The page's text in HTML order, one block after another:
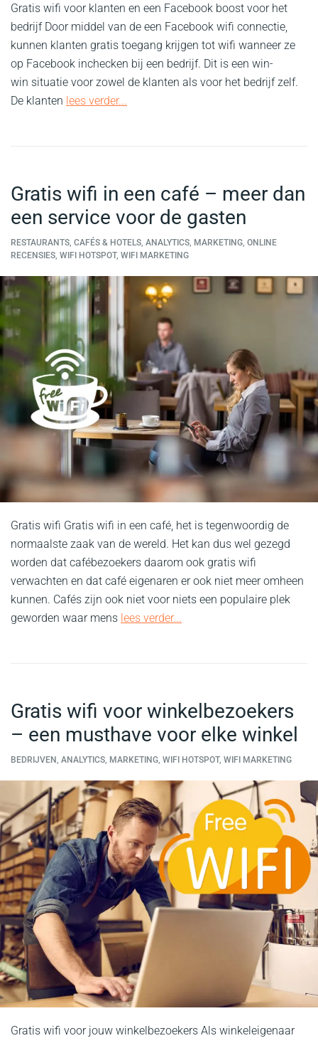
Gratis wifi voor klanten en een Facebook boost voor het
bedrijf Door middel van de een Facebook wifi connectie,
kunnen klanten gratis toegang krijgen tot wifi wanneer ze
op Facebook inchecken bij een bedrijf. Dit is een win-
win situatie voor zowel de klanten als voor het bedrijf zelf.
De klanten lees verder...
Gratis wifi in een café – meer dan
een service voor de gasten
RESTAURANTS, CAFÉS & HOTELS, ANALYTICS, MARKETING, ONLINE
RECENSIES, WIFI HOTSPOT, WIFI MARKETING
Gratis wifi Gratis wifi in een café, het is tegenwoordig de
normaalste zaak van de wereld. Het kan dus wel gezegd
worden dat cafébezoekers daarom ook gratis wifi
verwachten en dat café eigenaren er ook niet meer omheen
kunnen. Cafés zijn ook niet voor niets een populaire plek
geworden waar mens lees verder...
Gratis wifi voor winkelbezoekers
– een musthave voor elke winkel
BEDRIJVEN, ANALYTICS, MARKETING, WIFI HOTSPOT, WIFI MARKETING
Gratis wifi voor jouw winkelbezoekers Als winkeleigenaar